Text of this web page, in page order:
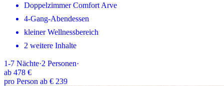
Doppelzimmer Comfort Arve
4-Gang-Abendessen
kleiner Wellnessbereich
2 weitere Inhalte
1-7 Nächte·2 Personen·
ab 478 €
pro Person ab € 239